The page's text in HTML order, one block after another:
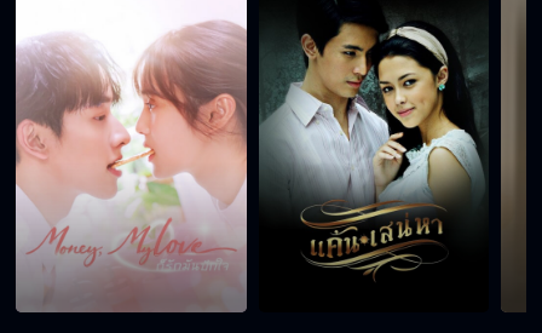
ไปกับฉัน ไปงั้นคุณตายแน่
อย่าให้มันหนีไปได้